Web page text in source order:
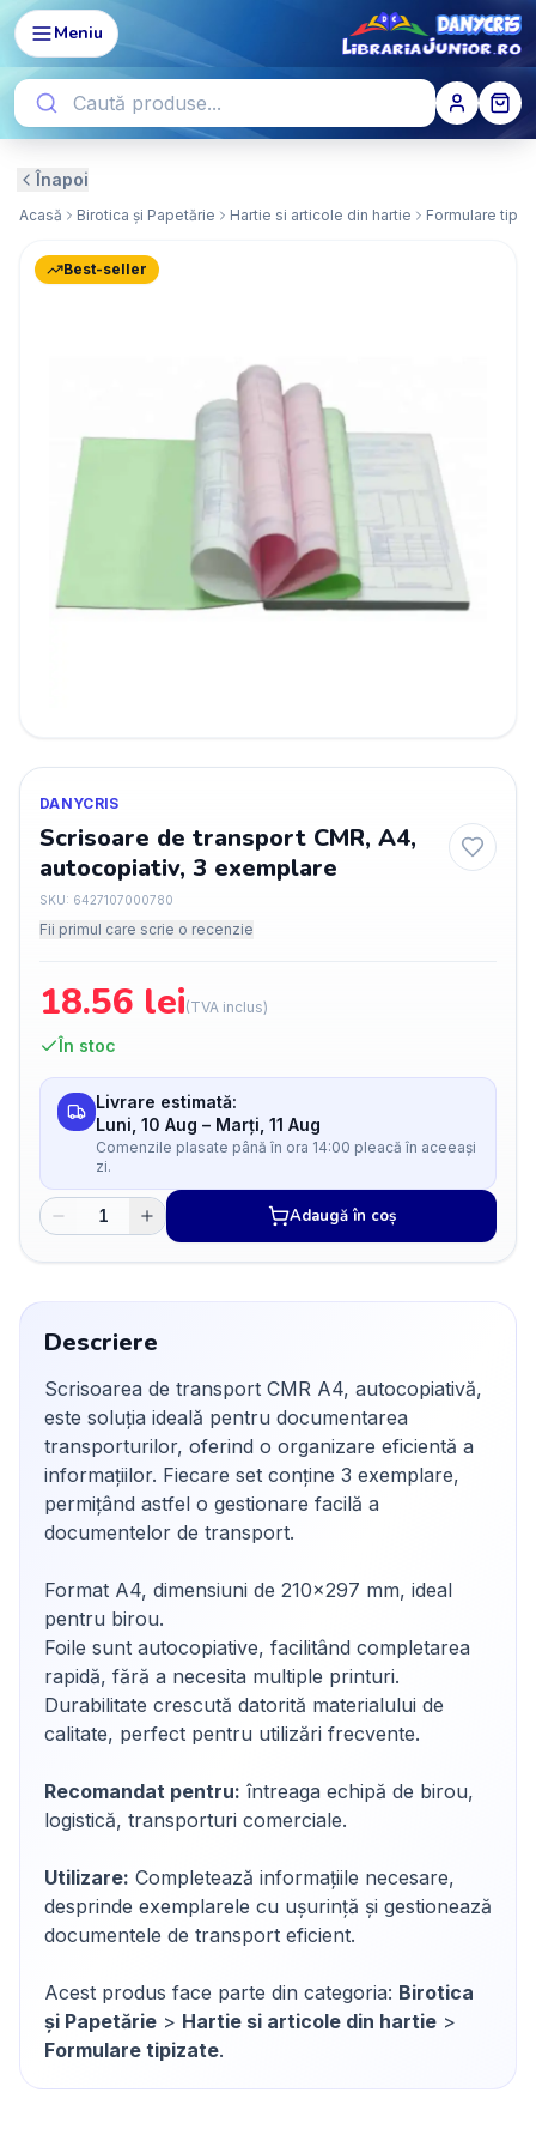
Meniu
Înapoi
Acasă Birotica și Papetărie Hartie si articole din hartie Formulare
Best-seller
DANYCRIS
Scrisoare de transport CMR, A4,
autocopiativ, 3 exemplare
SKU: 6427107000780
Fii primul care scrie o recenzie
18.56 lei(TVA inclus)
În stoc
Livrare estimată:
Luni, 10 Aug – Marți, 11 Aug
Comenzile plasate până în ora 14:00 pleacă în aceeași
zi.
Adaugă în coș
Descriere
Scrisoarea de transport CMR A4, autocopiativă,
este soluția ideală pentru documentarea
transporturilor, oferind o organizare eficientă a
informațiilor. Fiecare set conține 3 exemplare,
permițând astfel o gestionare facilă a
documentelor de transport.
Format A4, dimensiuni de 210x297 mm, ideal
pentru birou.
Foile sunt autocopiative, facilitând completarea
rapidă, fără a necesita multiple printuri.
Durabilitate crescută datorită materialului de
calitate, perfect pentru utilizări frecvente.
Recomandat pentru: întreaga echipă de birou,
logistică, transporturi comerciale.
Utilizare: Completează informațiile necesare,
desprinde exemplarele cu ușurință și gestionează
documentele de transport eficient.
Acest produs face parte din categoria: Birotica
și Papetărie > Hartie si articole din hartie >
Formulare tipizate.